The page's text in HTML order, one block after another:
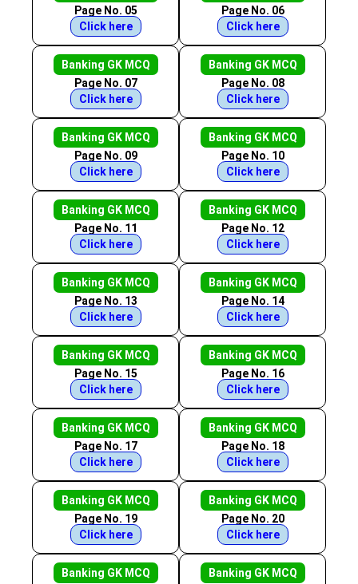
Page No. 05
Click here
Page No. 06
Click here
Banking GK MCQ
Page No. 07
Click here
Banking GK MCQ
Page No. 08
Click here
Banking GK MCQ
Page No. 09
Click here
Banking GK MCQ
Page No. 10
Click here
Banking GK MCQ
Page No. 11
Click here
Banking GK MCQ
Page No. 12
Click here
Banking GK MCQ
Page No. 13
Click here
Banking GK MCQ
Page No. 14
Click here
Banking GK MCQ
Page No. 15
Click here
Banking GK MCQ
Page No. 16
Click here
Banking GK MCQ
Page No. 17
Click here
Banking GK MCQ
Page No. 18
Click here
Banking GK MCQ
Page No. 19
Click here
Banking GK MCQ
Page No. 20
Click here
Banking GK MCQ
Banking GK MCQ